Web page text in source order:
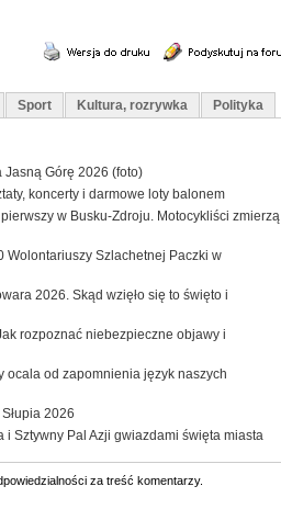
Sport Kultura, rozrywka Polityka
Górę 2026 (foto)
koncerty i darmowe loty balonem
w Busku-Zdroju. Motocykliści zmierzą
Wolontariuszy Szlachetnej Paczki w
2026. Skąd wzięło się to święto i
rozpoznać niebezpieczne objawy i
ocala od zapomnienia język naszych
2026
i Sztywny Pal Azji gwiazdami święta miasta
za treść komentarzy.